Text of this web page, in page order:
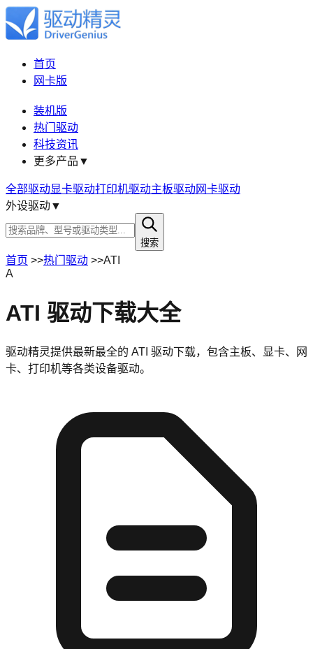
首页
网卡版
装机版
热门驱动
科技资讯
更多产品 ▼
全部驱动显卡驱动打印机驱动主板驱动网卡驱动
外设驱动▼
搜索
首页 >>热门驱动 >>ATI
A
ATI 驱动下载大全
驱动精灵提供最新最全的 ATI 驱动下载，包含主板、显卡、网
卡、打印机等各类设备驱动。